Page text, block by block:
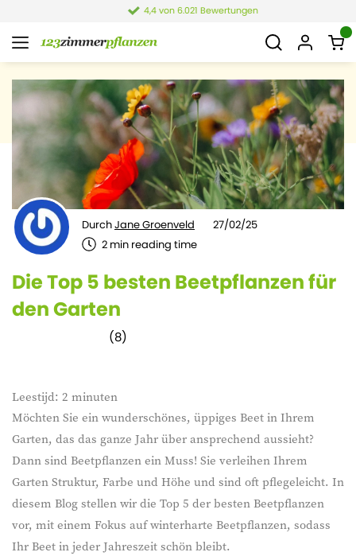
4,4 von 6.021 Bewertungen
DurchJane Groenveld
27/02/25
2 min reading time
Die Top 5 besten Beetpflanzen für
den Garten
(8)
Leestijd: 2 minuten
Möchten Sie ein wunderschönes, üppiges Beet in Ihrem
Garten, das das ganze Jahr über ansprechend aussieht?
Dann sind Beetpflanzen ein Muss! Sie verleihen Ihrem
Garten Struktur, Farbe und Höhe und sind oft pflegeleicht. In
diesem Blog stellen wir die Top 5 der besten Beetpflanzen
vor, mit einem Fokus auf winterharte Beetpflanzen, sodass
Ihr Beet in jeder Jahreszeit schön bleibt.